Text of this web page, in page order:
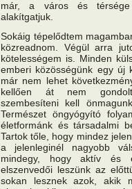
már, a város és térsége
alakítgatjuk.
Sokáig tépelődtem
közreadnom. Végül arra
kötelességem is. Minden
emberi közösségünk egy új
már nem lehet
kellően át nem gondolt
szembesíteni kell
Természet öngyógyító
életformánk és társadalmi
Tartok tőle, hogy mindez
a jelenleginél nagyobb
mindegy, hogy aktív és
elszenvedői leszünk az
sokan lesznek azok, akik